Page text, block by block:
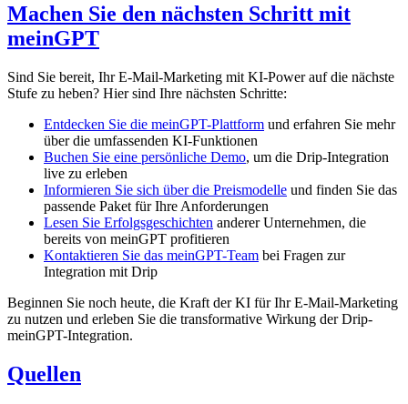
Machen Sie den nächsten Schritt mit
meinGPT
Sind Sie bereit, Ihr E-Mail-Marketing mit KI-Power auf die nächste
Stufe zu heben? Hier sind Ihre nächsten Schritte:
Entdecken Sie die meinGPT-Plattform und erfahren Sie mehr
über die umfassenden KI-Funktionen
Buchen Sie eine persönliche Demo, um die Drip-Integration
live zu erleben
Informieren Sie sich über die Preismodelle und finden Sie das
passende Paket für Ihre Anforderungen
Lesen Sie Erfolgsgeschichten anderer Unternehmen, die
bereits von meinGPT profitieren
Kontaktieren Sie das meinGPT-Team bei Fragen zur
Integration mit Drip
Beginnen Sie noch heute, die Kraft der KI für Ihr E-Mail-Marketing
zu nutzen und erleben Sie die transformative Wirkung der Drip-
meinGPT-Integration.
Quellen